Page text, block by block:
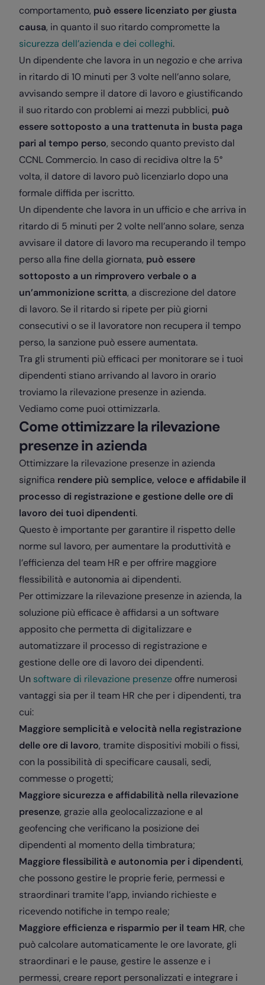
comportamento, può essere licenziato per giusta
causa, in quanto il suo ritardo compromette la
sicurezza dell’azienda e dei colleghi.
Un dipendente che lavora in un negozio e che arriva
in ritardo di 10 minuti per 3 volte nell’anno solare,
avvisando sempre il datore di lavoro e giustificando
il suo ritardo con problemi ai mezzi pubblici, può
essere sottoposto a una trattenuta in busta paga
pari al tempo perso, secondo quanto previsto dal
CCNL Commercio. In caso di recidiva oltre la 5°
volta, il datore di lavoro può licenziarlo dopo una
formale diffida per iscritto.
Un dipendente che lavora in un ufficio e che arriva in
ritardo di 5 minuti per 2 volte nell’anno solare, senza
avvisare il datore di lavoro ma recuperando il tempo
perso alla fine della giornata, può essere
sottoposto a un rimprovero verbale o a
un’ammonizione scritta, a discrezione del datore
di lavoro. Se il ritardo si ripete per più giorni
consecutivi o se il lavoratore non recupera il tempo
perso, la sanzione può essere aumentata.
Tra gli strumenti più efficaci per monitorare se i tuoi
dipendenti stiano arrivando al lavoro in orario
troviamo la rilevazione presenze in azienda.
Vediamo come puoi ottimizzarla.
Come ottimizzare la rilevazione
presenze in azienda
Ottimizzare la rilevazione presenze in azienda
significa rendere più semplice, veloce e affidabile il
processo di registrazione e gestione delle ore di
lavoro dei tuoi dipendenti.
Questo è importante per garantire il rispetto delle
norme sul lavoro, per aumentare la produttività e
l’efficienza del team HR e per offrire maggiore
flessibilità e autonomia ai dipendenti.
Per ottimizzare la rilevazione presenze in azienda, la
soluzione più efficace è affidarsi a un software
apposito che permetta di digitalizzare e
automatizzare il processo di registrazione e
gestione delle ore di lavoro dei dipendenti.
Un software di rilevazione presenze offre numerosi
vantaggi sia per il team HR che per i dipendenti, tra
cui:
Maggiore semplicità e velocità nella registrazione
delle ore di lavoro, tramite dispositivi mobili o fissi,
con la possibilità di specificare causali, sedi,
commesse o progetti;
Maggiore sicurezza e affidabilità nella rilevazione
presenze, grazie alla geolocalizzazione e al
geofencing che verificano la posizione dei
dipendenti al momento della timbratura;
Maggiore flessibilità e autonomia per i dipendenti,
che possono gestire le proprie ferie, permessi e
straordinari tramite l’app, inviando richieste e
ricevendo notifiche in tempo reale;
Maggiore efficienza e risparmio per il team HR, che
può calcolare automaticamente le ore lavorate, gli
straordinari e le pause, gestire le assenze e i
permessi, creare report personalizzati e integrare i